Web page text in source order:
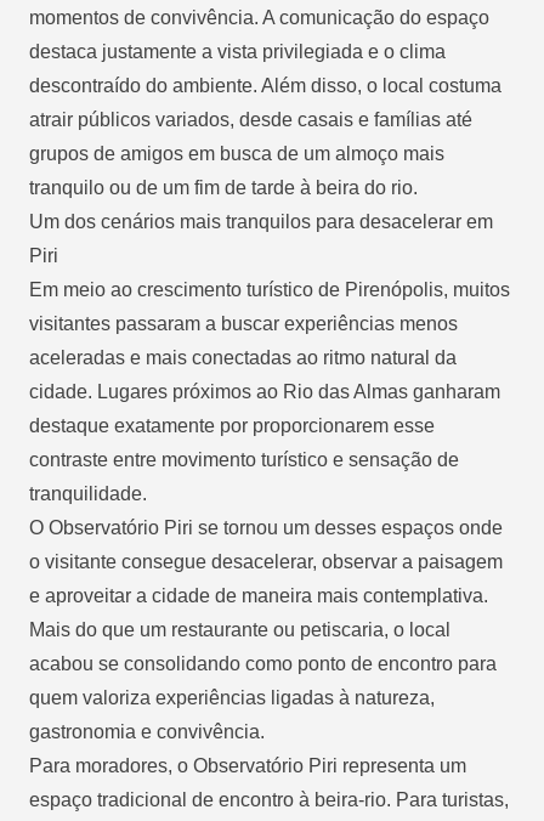
momentos de convivência. A comunicação do espaço
destaca justamente a vista privilegiada e o clima
descontraído do ambiente. Além disso, o local costuma
atrair públicos variados, desde casais e famílias até
grupos de amigos em busca de um almoço mais
tranquilo ou de um fim de tarde à beira do rio.
Um dos cenários mais tranquilos para desacelerar em
Piri
Em meio ao crescimento turístico de Pirenópolis, muitos
visitantes passaram a buscar experiências menos
aceleradas e mais conectadas ao ritmo natural da
cidade. Lugares próximos ao Rio das Almas ganharam
destaque exatamente por proporcionarem esse
contraste entre movimento turístico e sensação de
tranquilidade.
O Observatório Piri se tornou um desses espaços onde
o visitante consegue desacelerar, observar a paisagem
e aproveitar a cidade de maneira mais contemplativa.
Mais do que um restaurante ou petiscaria, o local
acabou se consolidando como ponto de encontro para
quem valoriza experiências ligadas à natureza,
gastronomia e convivência.
Para moradores, o Observatório Piri representa um
espaço tradicional de encontro à beira-rio. Para turistas,